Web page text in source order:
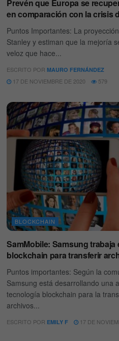
Prevén que Europa se
en comparación con la crisis
Puntos Importantes: La
Stanley y estiman que la mejoría
veloz que hace...
ESCRITO POR MAURO FERNÁNDEZ
17 DE NOVIEMBRE DE 2020 579
BLOCKCHAIN
SamMobile: Samsung trabaja
blockchain para transferir
Puntos importantes: Según la
Samsung está desarrollando una
tecnología blockchain para la
archivos...
ESCRITO POR EMILY F 17 DE